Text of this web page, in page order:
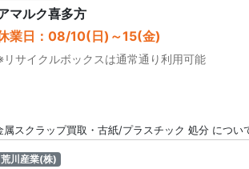
マルク喜多方
業日：08/10(日)～15(金)
リサイクルボックスは通常通り利用可能
属スクラップ買取・古紙/プラスチック 処分 につい
荒川産業(株)